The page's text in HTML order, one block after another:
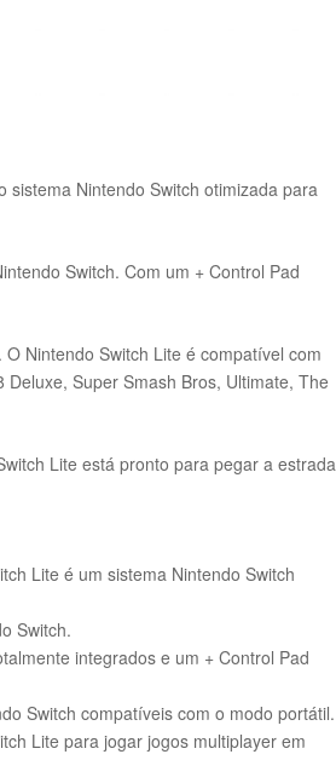
Nintendo Switch otimizada para
Switch. Com um + Control Pad
Nintendo Switch Lite é compatível com
Super Smash Bros, Ultimate, The
Lite está pronto para pegar a estrada
Lite é um sistema Nintendo Switch
Switch.
integrados e um + Control Pad
Switch compatíveis com o modo portátil.
Lite para jogar jogos multiplayer em